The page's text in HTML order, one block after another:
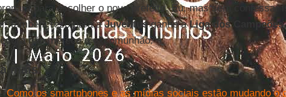
para escolher o novo prefeito. Eu, mas sem confessar
também rezo para aJuventusganhe aLiga dos Campeões
não merece a excomunhão.”
mais
Como os smartphones e as mídias sociais estão mudando o